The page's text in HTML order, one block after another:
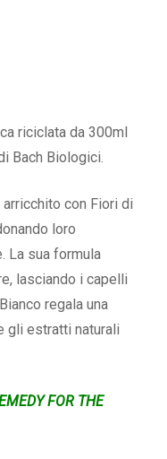
riciclata da 300ml
Bach Biologici.
con Fiori di
loro
La sua formula
lasciando i capelli
regala una
gli estratti naturali
FOR THE